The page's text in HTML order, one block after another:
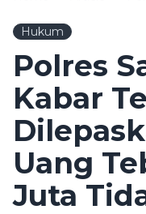
Hukum
Polres
Kabar
Uang
Juta